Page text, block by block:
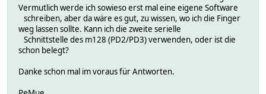
Vermutlich werde ich sowieso erst mal eine eigene Software
schreiben, aber da wäre es gut, zu wissen, wo ich die Finger
weg lassen sollte. Kann ich die zweite serielle
Schnittstelle des m128 (PD2/PD3) verwenden, oder ist die
schon belegt?
Danke schon mal im voraus für Antworten.